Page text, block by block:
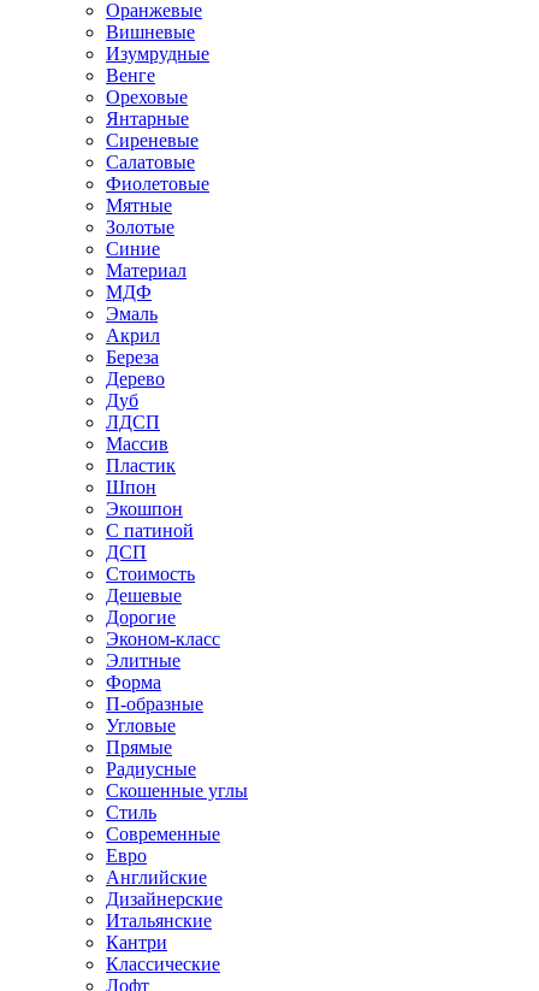
Оранжевые
Вишневые
Изумрудные
Венге
Ореховые
Янтарные
Сиреневые
Салатовые
Фиолетовые
Мятные
Золотые
Синие
Материал
МДФ
Эмаль
Акрил
Береза
Дерево
Дуб
ЛДСП
Массив
Пластик
Шпон
Экошпон
С патиной
ДСП
Стоимость
Дешевые
Дорогие
Эконом-класс
Элитные
Форма
П-образные
Угловые
Прямые
Радиусные
Скошенные углы
Стиль
Современные
Евро
Английские
Дизайнерские
Итальянские
Кантри
Классические
Лофт